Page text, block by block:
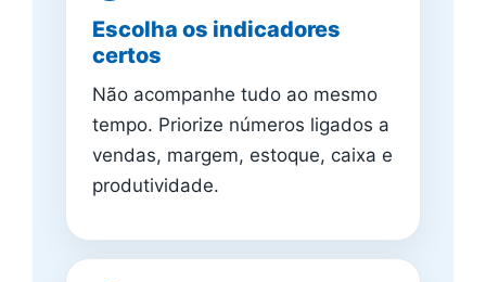
Escolha os indicadores
certos
Não acompanhe tudo ao mesmo
tempo. Priorize números ligados a
vendas, margem, estoque, caixa e
produtividade.